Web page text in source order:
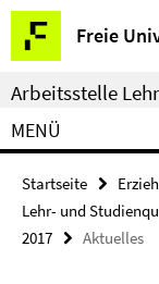
Springe
direkt
zu
Inhalt
Freie
Service-
Navigation
Arbeitsstelle
MENÜ
Startseite
Lehr- und
2017
Aktuelles